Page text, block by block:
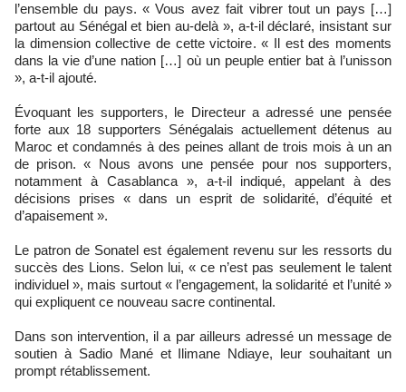
l’ensemble du pays. « Vous avez fait vibrer tout un pays […]
partout au Sénégal et bien au-delà », a-t-il déclaré, insistant sur
la dimension collective de cette victoire. « Il est des moments
dans la vie d’une nation […] où un peuple entier bat à l’unisson
», a-t-il ajouté.
Évoquant les supporters, le Directeur a adressé une pensée
forte aux 18 supporters Sénégalais actuellement détenus au
Maroc et condamnés à des peines allant de trois mois à un an
de prison. « Nous avons une pensée pour nos supporters,
notamment à Casablanca », a-t-il indiqué, appelant à des
décisions prises « dans un esprit de solidarité, d’équité et
d’apaisement ».
Le patron de Sonatel est également revenu sur les ressorts du
succès des Lions. Selon lui, « ce n’est pas seulement le talent
individuel », mais surtout « l’engagement, la solidarité et l’unité »
qui expliquent ce nouveau sacre continental.
Dans son intervention, il a par ailleurs adressé un message de
soutien à Sadio Mané et Ilimane Ndiaye, leur souhaitant un
prompt rétablissement.